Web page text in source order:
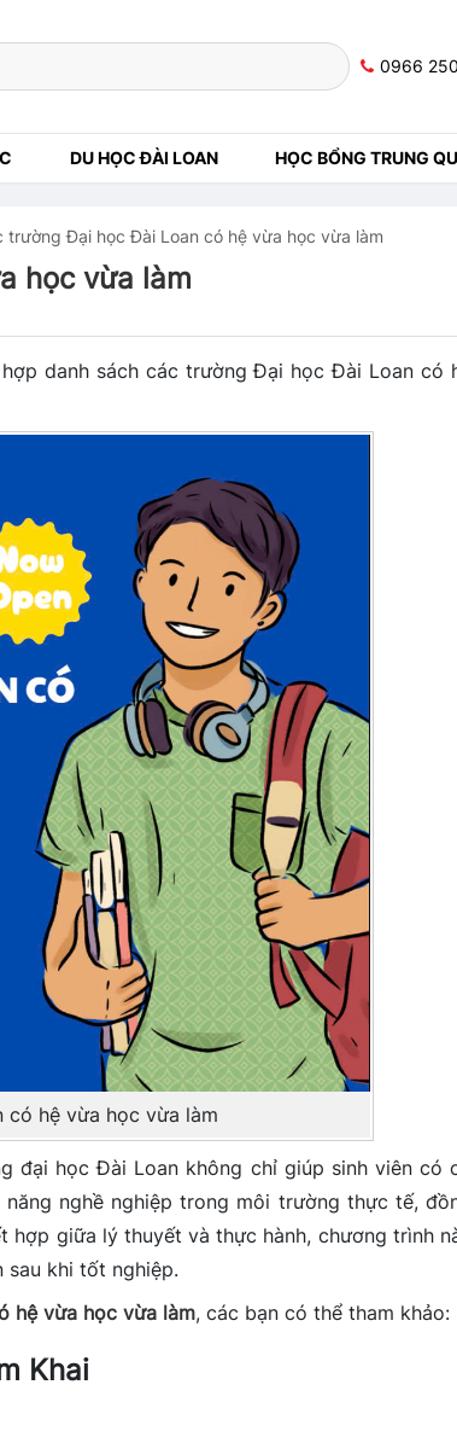
0966
DU HỌC ĐÀI LOAN HỌC BỔNG TRUNG
trường Đại học Đài Loan có hệ vừa học vừa làm
học vừa làm
danh sách các trường Đại học Đài Loan có
hệ vừa học vừa làm
đại học Đài Loan không chỉ giúp sinh viên có
nghề nghiệp trong môi trường thực tế,
giữa lý thuyết và thực hành, chương trình
sau khi tốt nghiệp.
hệ vừa học vừa làm, các bạn có thể tham khảo:
Khai